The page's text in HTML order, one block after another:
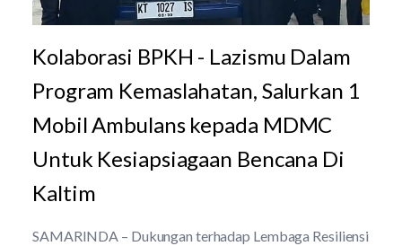
Kolaborasi BPKH - Lazismu Dalam
Program Kemaslahatan, Salurkan 1
Mobil Ambulans kepada MDMC
Untuk Kesiapsiagaan Bencana Di
Kaltim
SAMARINDA – Dukungan terhadap Lembaga Resiliensi